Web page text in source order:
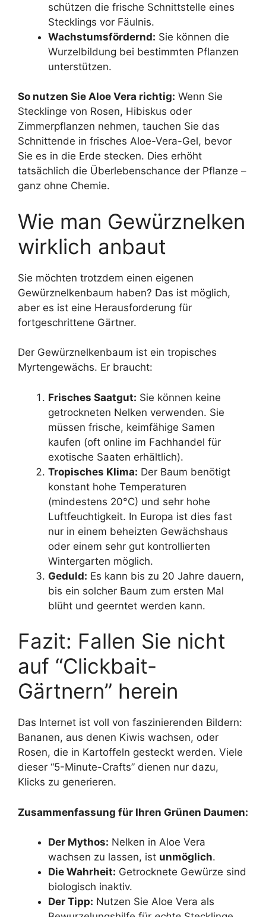
schützen die frische Schnittstelle eines
Stecklings vor Fäulnis.
Wachstumsfördernd: Sie können die
Wurzelbildung bei bestimmten Pflanzen
unterstützen.
So nutzen Sie Aloe Vera richtig: Wenn Sie
Stecklinge von Rosen, Hibiskus oder
Zimmerpflanzen nehmen, tauchen Sie das
Schnittende in frisches Aloe-Vera-Gel, bevor
Sie es in die Erde stecken. Dies erhöht
tatsächlich die Überlebenschance der Pflanze –
ganz ohne Chemie.
Wie man Gewürznelken
wirklich anbaut
Sie möchten trotzdem einen eigenen
Gewürznelkenbaum haben? Das ist möglich,
aber es ist eine Herausforderung für
fortgeschrittene Gärtner.
Der Gewürznelkenbaum ist ein tropisches
Myrtengewächs. Er braucht:
Frisches Saatgut: Sie können keine
getrockneten Nelken verwenden. Sie
müssen frische, keimfähige Samen
kaufen (oft online im Fachhandel für
exotische Saaten erhältlich).
Tropisches Klima: Der Baum benötigt
konstant hohe Temperaturen
(mindestens 20°C) und sehr hohe
Luftfeuchtigkeit. In Europa ist dies fast
nur in einem beheizten Gewächshaus
oder einem sehr gut kontrollierten
Wintergarten möglich.
Geduld: Es kann bis zu 20 Jahre dauern,
bis ein solcher Baum zum ersten Mal
blüht und geerntet werden kann.
Fazit: Fallen Sie nicht
auf “Clickbait-
Gärtnern” herein
Das Internet ist voll von faszinierenden Bildern:
Bananen, aus denen Kiwis wachsen, oder
Rosen, die in Kartoffeln gesteckt werden. Viele
dieser “5-Minute-Crafts” dienen nur dazu,
Klicks zu generieren.
Zusammenfassung für Ihren Grünen Daumen:
Der Mythos: Nelken in Aloe Vera
wachsen zu lassen, ist unmöglich.
Die Wahrheit: Getrocknete Gewürze sind
biologisch inaktiv.
Der Tipp: Nutzen Sie Aloe Vera als